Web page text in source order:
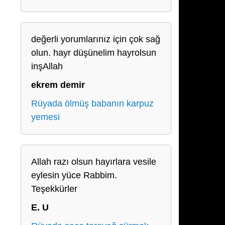
değerli yorumlarınız için çok sağ
olun. hayr düşünelim hayrolsun
inşAllah
ekrem demir
Rüyada ölmüş babanın karpuz
yemesi
Allah razı olsun hayırlara vesile
eylesin yüce Rabbim.
Teşekkürler
E. U